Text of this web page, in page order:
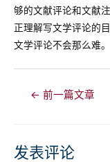
够的文献评论和文献
正理解写文学评论的
文学评论不会那么难。
航
← 前一篇文章
发表评论